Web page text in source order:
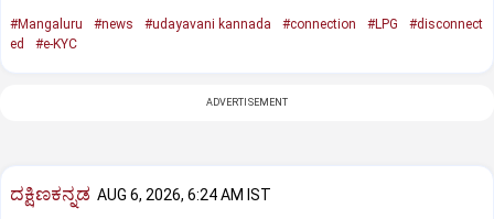
#Mangaluru #news #udayavani kannada #connection #LPG
#disconnect
ed
#e-KYC
ADVERTISEMENT
ದಕ್ಷಿಣಕನ್ನಡ AUG 6, 2026, 6:24 AM IST